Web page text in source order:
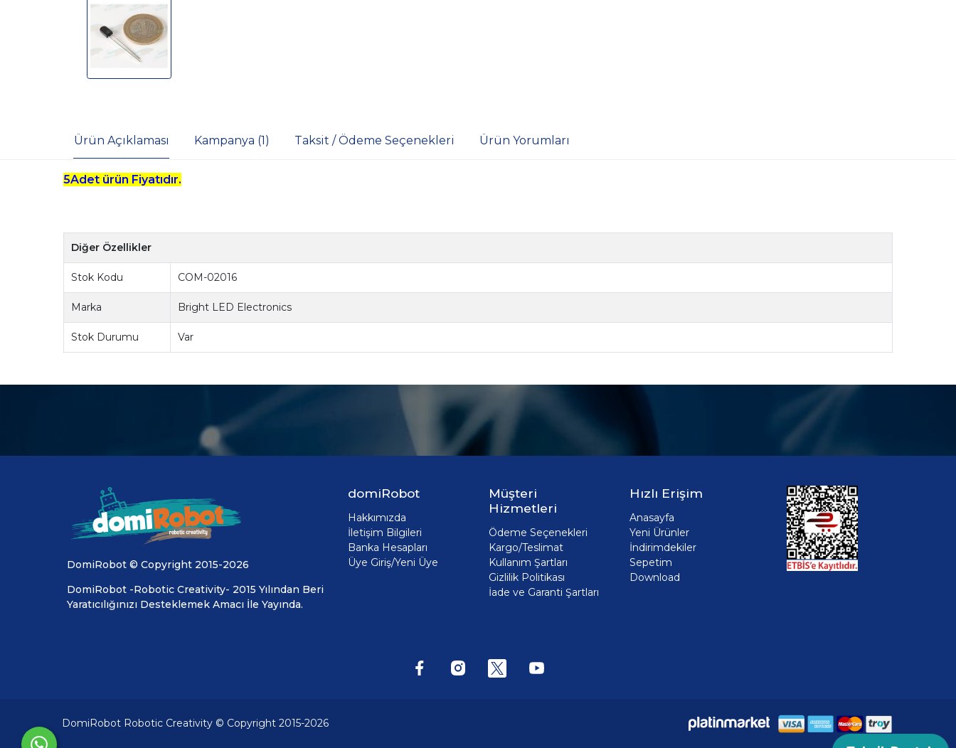
Ürün Açıklaması Kampanya (1) Taksit / Ödeme Seçenekleri Ürün Yorumları
5Adet ürün Fiyatıdır.
Diğer Özellikler
Stok Kodu COM-02016
Marka Bright LED Electronics
Stok Durumu Var
DomiRobot © Copyright 2015-2026
DomiRobot -Robotic Creativity- 2015 Yılından Beri
Yaratıcılığınızı Desteklemek Amacı İle Yayında.
domiRobot
Hakkımızda
İletişim Bilgileri
Banka Hesapları
Üye Giriş/Yeni Üye
Müşteri
Hizmetleri
Ödeme Seçenekleri
Kargo/Teslimat
Kullanım Şartları
Gizlilik Politikası
İade ve Garanti Şartları
Hızlı Erişim
Anasayfa
Yeni Ürünler
İndirimdekiler
Sepetim
Download
DomiRobot Robotic Creativity © Copyright 2015-2026